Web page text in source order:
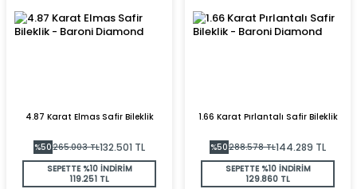
4.87 Karat Elmas Safir Bileklik
%50265.003TL132.501 TL
SEPETTE %10 İNDİRİM
119.251 TL
1.66 Karat Pırlantalı Safir Bileklik
%50288.578TL144.289 TL
SEPETTE %10 İNDİRİM
129.860 TL